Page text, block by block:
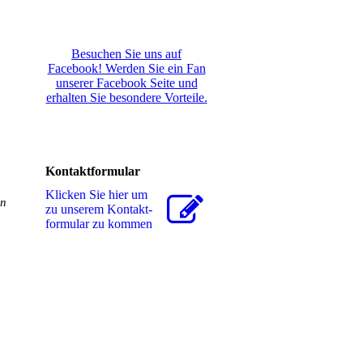
Besuchen Sie uns auf
Facebook! Werden Sie ein Fan
unserer Facebook Seite und
erhalten Sie besondere Vorteile.
Kontaktformular
Klicken Sie hier um
zu unserem Kon­takt­
for­mu­lar zu kommen